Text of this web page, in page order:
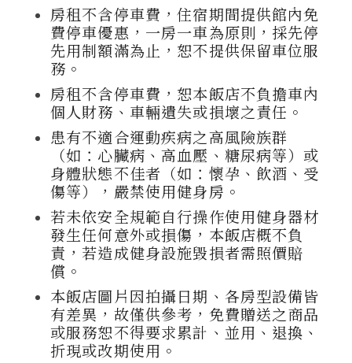
房租不含停車費，住宿期間提供館內免
費停車優惠，一房一車為原則，採先停
先用制額滿為止，恕不提供保留車位服
務。
房租不含停車費，恕本飯店不負擔車內
個人財務、車輛遺失或損壞之責任。
患有不適合運動疾病之高風險族群
（如：心臟病、高血壓、糖尿病等）或
身體狀態不佳者（如：懷孕、飲酒、受
傷等），嚴禁使用健身房。
若未依安全規範自行操作使用健身器材
發生任何意外或損傷，本飯店概不負
責，若造成健身設施毀損者需照價賠
償。
本飯店圖片因拍攝日期、各房型設備皆
有差異，故僅供參考，免費贈送之商品
或服務恕不得要求累計、並用、退換、
折現或改期使用。